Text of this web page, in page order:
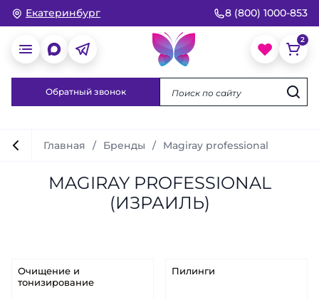
Екатеринбург 8 (800) 1000-853
Обратный звонок
Главная Бренды Magiray professional
MAGIRAY PROFESSIONAL
(ИЗРАИЛЬ)
Очищение и
тонизирование
Пилинги